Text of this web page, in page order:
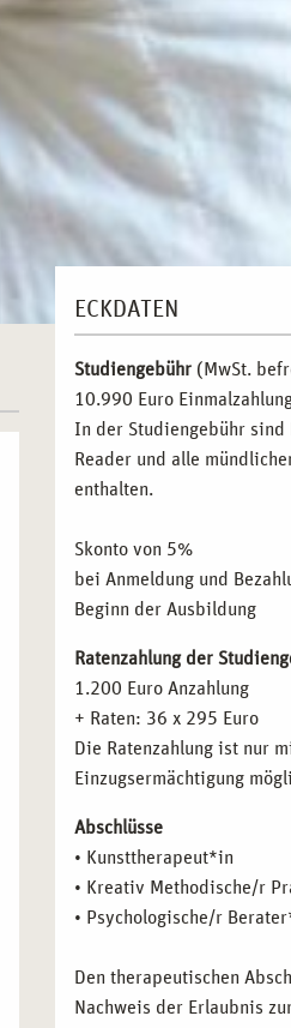
ECKDATEN
Studiengebühr (MwSt.
10.990 Euro
In der Studiengebühr sind
Reader und alle
enthalten.
Skonto von 5%
bei Anmeldung und
Beginn der Ausbildung
Ratenzahlung der
1.200 Euro Anzahlung
+ Raten: 36 x 295 Euro
Die Ratenzahlung ist nur
Einzugsermächtigung
Abschlüsse
• Kunsttherapeut*in
• Kreativ Methodische/r
• Psychologische/r
Den therapeutischen
Nachweis der Erlaubnis